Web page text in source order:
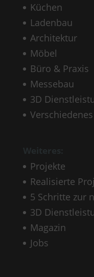
Küchen
Ladenbau
Architektur
Möbel
Büro & Praxis
Messebau
3D
Verschiedenes
Projekte
Realisierte
5 Schritte zur
3D
Magazin
Jobs